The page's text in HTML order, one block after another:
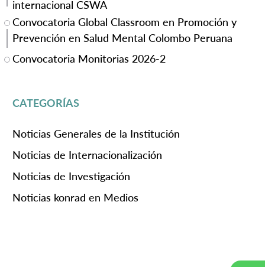
internacional CSWA
Convocatoria Global Classroom en Promoción y
Prevención en Salud Mental Colombo Peruana
Convocatoria Monitorias 2026-2
CATEGORÍAS
Noticias Generales de la Institución
Noticias de Internacionalización
Noticias de Investigación
Noticias konrad en Medios